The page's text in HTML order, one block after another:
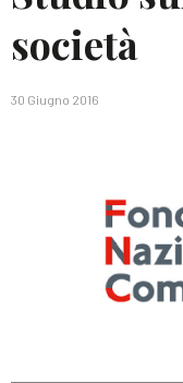
società
30 Giugno 2016